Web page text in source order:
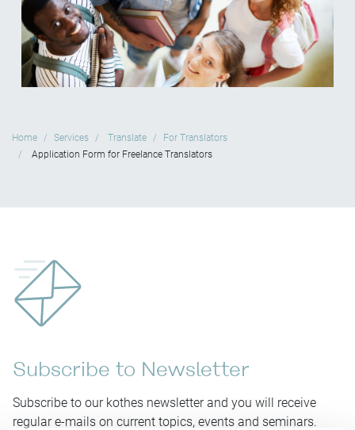
Home Services Translate
For Translators
Application Form for Freelance Translators
Subscribe to Newsletter
Subscribe to our kothes newsletter and you will receive
regular e-mails on current topics, events and seminars.